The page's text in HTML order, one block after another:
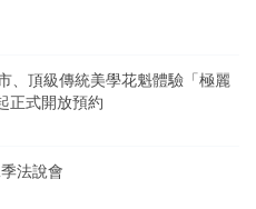
、頂級傳統美學花魁體驗「極麗
正式開放預約
法說會